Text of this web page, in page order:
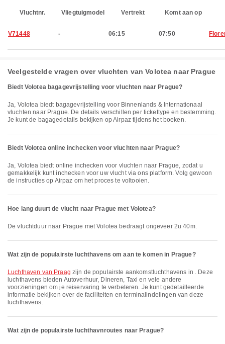
Vluchtnr. Vliegtuigmodel Vertrekt Komt aan op
V71448 - 06:15 07:50
Veelgestelde vragen over vluchten van Volotea naar Prague
Biedt Volotea bagagevrijstelling voor vluchten naar Prague?
Ja, Volotea biedt bagagevrijstelling voor Binnenlands & Internationaal
vluchten naar Prague. De details verschillen per tickettype en bestemming.
Je kunt de bagagedetails bekijken op Airpaz tijdens het boeken.
Biedt Volotea online inchecken voor vluchten naar Prague?
Ja, Volotea biedt online inchecken voor vluchten naar Prague, zodat u
gemakkelijk kunt inchecken voor uw vlucht via ons platform. Volg gewoon
de instructies op Airpaz om het proces te voltooien.
Hoe lang duurt de vlucht naar Prague met Volotea?
De vluchtduur naar Prague met Volotea bedraagt ongeveer 2u 40m.
Wat zijn de populairste luchthavens om aan te komen in Prague?
Luchthaven van Praag zijn de populairste aankomstluchthavens in . Deze
luchthavens bieden Autoverhuur, Dineren, Taxi en vele andere
voorzieningen om je reiservaring te verbeteren. Je kunt gedetailleerde
informatie bekijken over de faciliteiten en terminalindelingen van deze
luchthavens.
Wat zijn de populairste luchthavnroutes naar Prague?